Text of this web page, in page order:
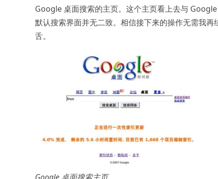
Google 桌面搜索的主页。这个主页看上去与
默认搜索界面并无二致。相信接下来的操作无需我再
舌。